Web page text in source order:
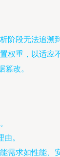
阶段无法追溯
权重，以适应
篡改。
。
需求如性能、